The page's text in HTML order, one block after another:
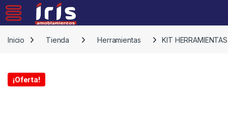
Inicio
Tienda Herramientas KIT
¡Oferta!